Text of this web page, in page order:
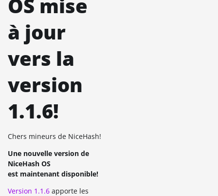
OS mise
à jour
vers la
version
1.1.6!
Chers mineurs de NiceHash!
Une nouvelle version de
NiceHash OS
est maintenant disponible!
Version 1.1.6 apporte les